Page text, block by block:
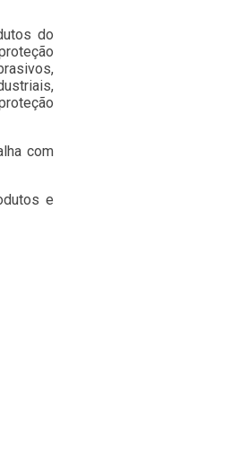
do
com
e